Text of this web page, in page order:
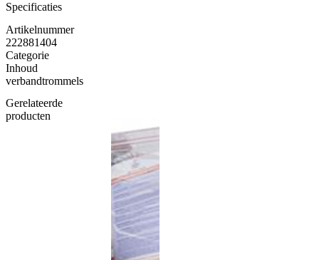
Specificaties
Artikelnummer
222881404
Categorie
Inhoud
verbandtrommels
Gerelateerde
producten